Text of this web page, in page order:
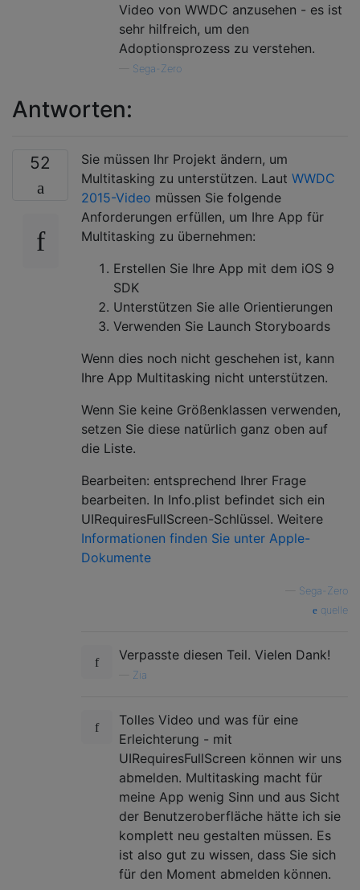
Video von WWDC anzusehen - es ist
sehr hilfreich, um den
Adoptionsprozess zu verstehen.
Sega-Zero
Antworten:
52
Sie müssen Ihr Projekt ändern, um
Multitasking zu unterstützen. Laut WWDC
2015-Video müssen Sie folgende
Anforderungen erfüllen, um Ihre App für
Multitasking zu übernehmen:
Erstellen Sie Ihre App mit dem iOS 9
SDK
Unterstützen Sie alle Orientierungen
Verwenden Sie Launch Storyboards
Wenn dies noch nicht geschehen ist, kann
Ihre App Multitasking nicht unterstützen.
Wenn Sie keine Größenklassen verwenden,
setzen Sie diese natürlich ganz oben auf
die Liste.
Bearbeiten: entsprechend Ihrer Frage
bearbeiten. In Info.plist befindet sich ein
UIRequiresFullScreen-Schlüssel. Weitere
Informationen finden Sie unter Apple-
Dokumente
Sega-Zero
quelle
Verpasste diesen Teil. Vielen Dank!
Zia
Tolles Video und was für eine
Erleichterung - mit
UIRequiresFullScreen können wir uns
abmelden. Multitasking macht für
meine App wenig Sinn und aus Sicht
der Benutzeroberfläche hätte ich sie
komplett neu gestalten müssen. Es
ist also gut zu wissen, dass Sie sich
für den Moment abmelden können.